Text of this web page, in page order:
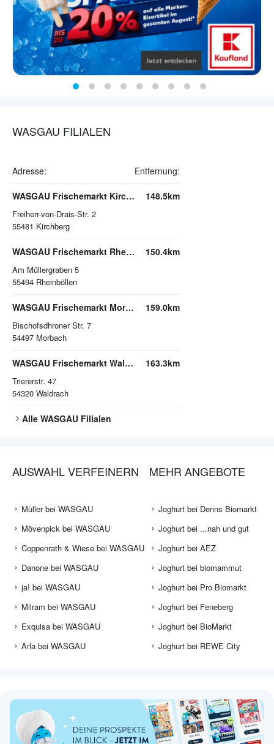
WASGAU FILIALEN
Adresse: Entfernung:
WASGAU Frischemarkt Kirchberg
Freiherr-von-Drais-Str. 2
55481 Kirchberg
148.5km
WASGAU Frischemarkt Rheinböllen
Am Müllergraben 5
55494 Rheinböllen
150.4km
WASGAU Frischemarkt Morbach
Bischofsdhroner Str. 7
54497 Morbach
159.0km
WASGAU Frischemarkt Waldrach
Triererstr. 47
54320 Waldrach
163.3km
Alle WASGAU Filialen
AUSWAHL VERFEINERN
Müller bei WASGAU
Mövenpick bei WASGAU
Coppenrath & Wiese bei WASGAU
Danone bei WASGAU
ja! bei WASGAU
Milram bei WASGAU
Exquisa bei WASGAU
Arla bei WASGAU
MEHR ANGEBOTE
Joghurt bei Denns Biomarkt
Joghurt bei ...nah und gut
Joghurt bei AEZ
Joghurt bei biomammut
Joghurt bei Pro Biomarkt
Joghurt bei Feneberg
Joghurt bei BioMarkt
Joghurt bei REWE City